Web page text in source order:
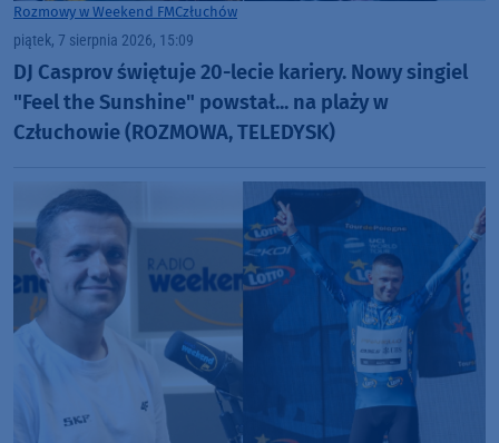
Rozmowy w Weekend FMCzłuchów
piątek, 7 sierpnia 2026, 15:09
DJ Casprov świętuje 20-lecie kariery. Nowy singiel
"Feel the Sunshine" powstał... na plaży w
Człuchowie (ROZMOWA, TELEDYSK)